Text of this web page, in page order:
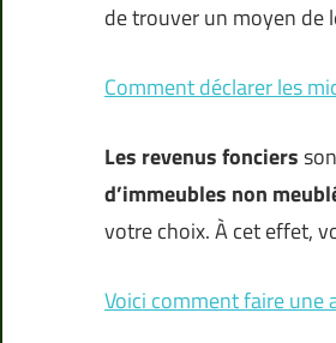
de trouver un moyen de
Comment déclarer les
Les revenus fonciers
d’immeubles non
votre choix. À cet effet,
Voici comment faire une